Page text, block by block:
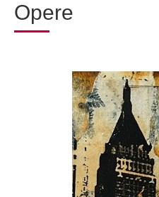
Opere